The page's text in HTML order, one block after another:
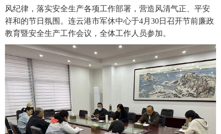
风纪律，落实安全生产各项工作部署，营造风清气正、平安
祥和的节日氛围。连云港市军休中心于4月30日召开节前廉政
教育暨安全生产工作会议，全体工作人员参加。